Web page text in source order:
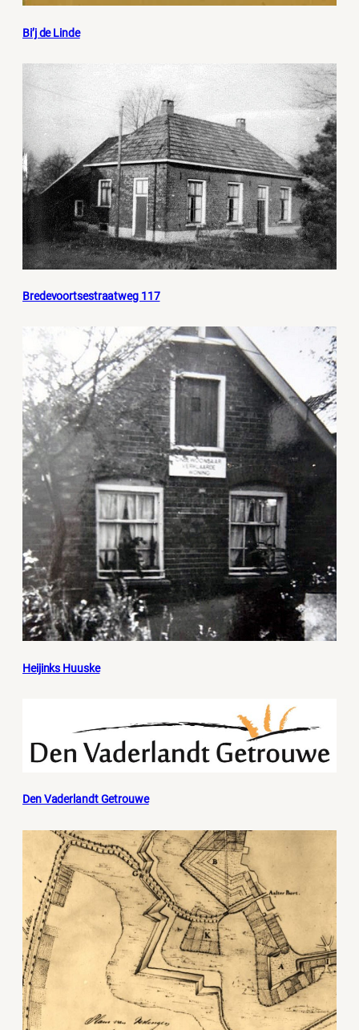
Bi’j de Linde
Bredevoortsestraatweg 117
Heijinks Huuske
Den Vaderlandt Getrouwe